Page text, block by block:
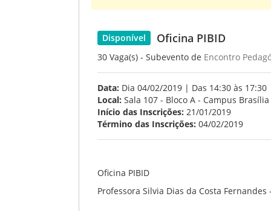
Disponível Oficina PIBID
30 Vaga(s) - Subevento de Encontro
Data: Dia 04/02/2019 | Das 14:30 às 17:30
Local: Sala 107 - Bloco A - Campus Brasília
Início das Inscrições: 21/01/2019
Término das Inscrições: 04/02/2019
Oficina PIBID
Professora Silvia Dias da Costa